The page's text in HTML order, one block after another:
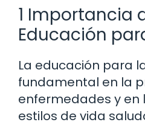
1 Importancia
Educación
La educación para
fundamental en la
enfermedades y en
estilos de vida